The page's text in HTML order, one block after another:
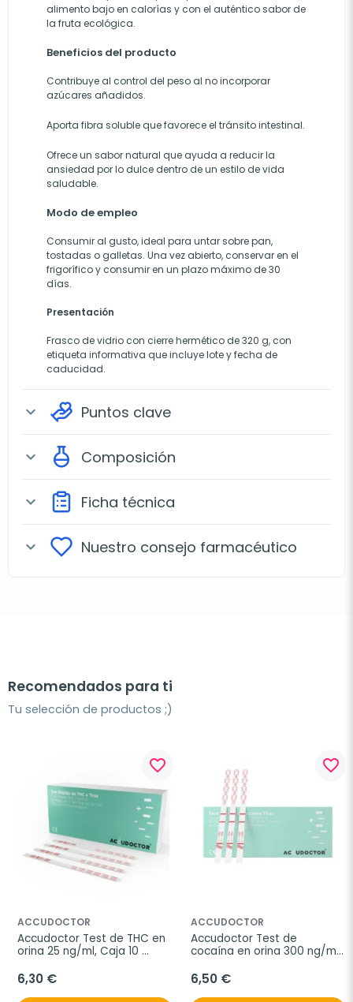
alimento bajo en calorías y con el auténtico sabor de
la fruta ecológica.
Beneficios del producto
Contribuye al control del peso al no incorporar
azúcares añadidos.
Aporta fibra soluble que favorece el tránsito intestinal.
Ofrece un sabor natural que ayuda a reducir la
ansiedad por lo dulce dentro de un estilo de vida
saludable.
Modo de empleo
Consumir al gusto, ideal para untar sobre pan,
tostadas o galletas. Una vez abierto, conservar en el
frigorífico y consumir en un plazo máximo de 30
días.
Presentación
Frasco de vidrio con cierre hermético de 320 g, con
etiqueta informativa que incluye lote y fecha de
caducidad.
expand_more Puntos clave
expand_more Composición
expand_more Ficha técnica
expand_more Nuestro consejo farmacéutico
Recomendados para ti
Tu selección de productos ;)
favorite_border
ACCUDOCTOR
Accudoctor Test de THC en
orina 25 ng/ml, Caja 10
6,30 €
favorite_border
ACCUDOCTOR
Accudoctor Test de
cocaína en orina 300 ng/ml,
6,50 €